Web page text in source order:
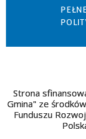
Strona
Gmina" ze
Funduszu